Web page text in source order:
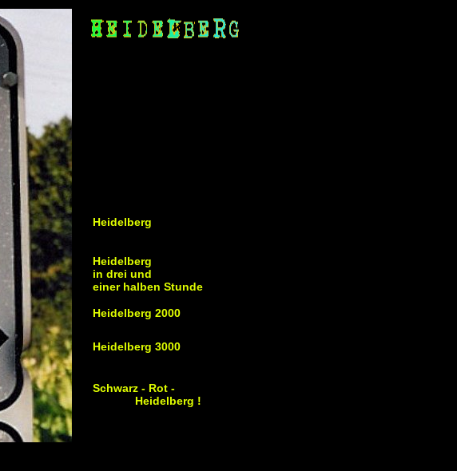
Heidelberg
Heidelberg
in drei und
einer halben Stunde
Heidelberg 2000
Heidelberg 3000
Schwarz - Rot -
Heidelberg !